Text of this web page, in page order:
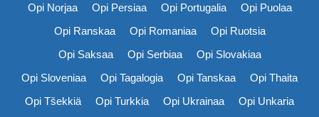
Opi Norjaa
Opi Persiaa Opi Portugalia
Opi Puolaa
Opi Ranskaa
Opi Romaniaa
Opi Ruotsia
Opi Saksaa
Opi Serbiaa
Opi Slovakiaa
Opi Sloveniaa
Opi Tagalogia Opi Tanskaa
Opi Thaita
Opi Tšekkiä
Opi Turkkia Opi Ukrainaa
Opi Unkaria